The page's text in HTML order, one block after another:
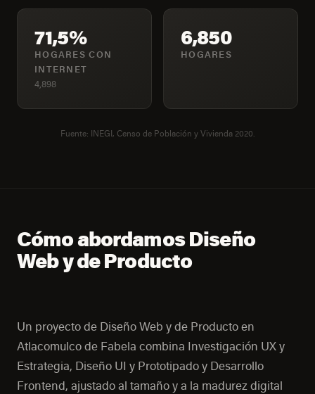
71,5%
HOGARES CON
INTERNET
4,898
6,850
HOGARES
Fuente: INEGI, Censo de Población y Vivienda 2020.
Cómo abordamos Diseño
Web y de Producto
Un proyecto de Diseño Web y de Producto en
Atlacomulco de Fabela combina Investigación UX y
Estrategia, Diseño UI y Prototipado y Desarrollo
Frontend, ajustado al tamaño y a la madurez digital